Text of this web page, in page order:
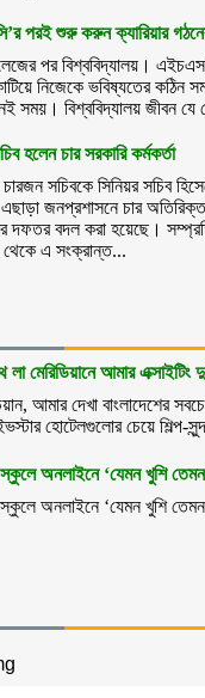
পরই শুরু করুন ক্যারিয়ার
পর বিশ্ববিদ্যালয়।
নিজেকে ভবিষ্যতের কঠিন
সময়। বিশ্ববিদ্যালয় জীবন
হলেন চার সরকারি কর্মকর্তা
সচিবকে সিনিয়র সচিব
জনপ্রশাসনে চার
দফতর বদল করা হয়েছে।
থেকে এ সংক্রান্ত...
লা মেরিডিয়ানে আমার এক্সাইটিং
আমার দেখা বাংলাদেশের
হোটেলগুলোর চেয়ে শিল্প-
অনলাইনে ‘যেমন খুশি
অনলাইনে ‘যেমন খুশি